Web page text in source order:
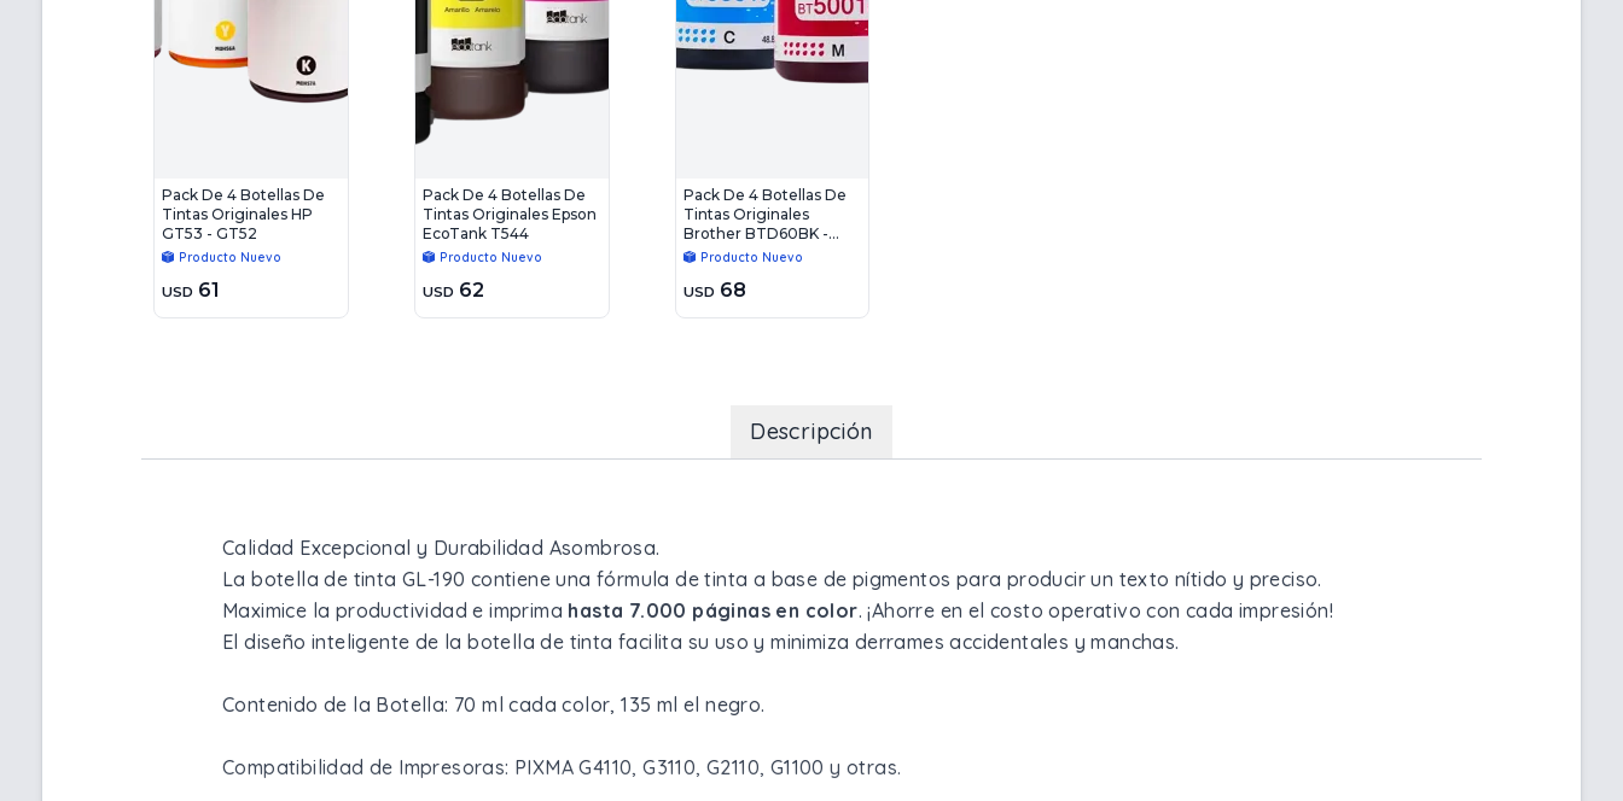
Pack De 4 Botellas De
Tintas Originales HP
GT53 - GT52
Producto Nuevo
USD 61
Pack De 4 Botellas De
Tintas Originales Epson
EcoTank T544
Producto Nuevo
USD 62
Pack De 4 Botellas De
Tintas Originales
Brother BTD60BK -
BT5001 (C-M-Y)
Producto Nuevo
USD 68
Descripción
Calidad Excepcional y Durabilidad Asombrosa.
La botella de tinta GL-190 contiene una fórmula de tinta a base de pigmentos para producir un texto nítido y preciso.
Maximice la productividad e imprima hasta 7.000 páginas en color. ¡Ahorre en el costo operativo con cada impresión!
El diseño inteligente de la botella de tinta facilita su uso y minimiza derrames accidentales y manchas.
Contenido de la Botella: 70 ml cada color, 135 ml el negro.
Compatibilidad de Impresoras: PIXMA G4110, G3110, G2110, G1100 y otras.